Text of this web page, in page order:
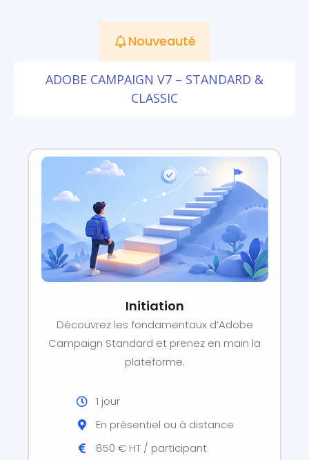
Nouveauté
ADOBE CAMPAIGN V7 – STANDARD &
CLASSIC
Initiation
Découvrez les fondamentaux d’Adobe
Campaign Standard et prenez en main la
plateforme.
1 jour
En présentiel ou à distance
850 € HT / participant